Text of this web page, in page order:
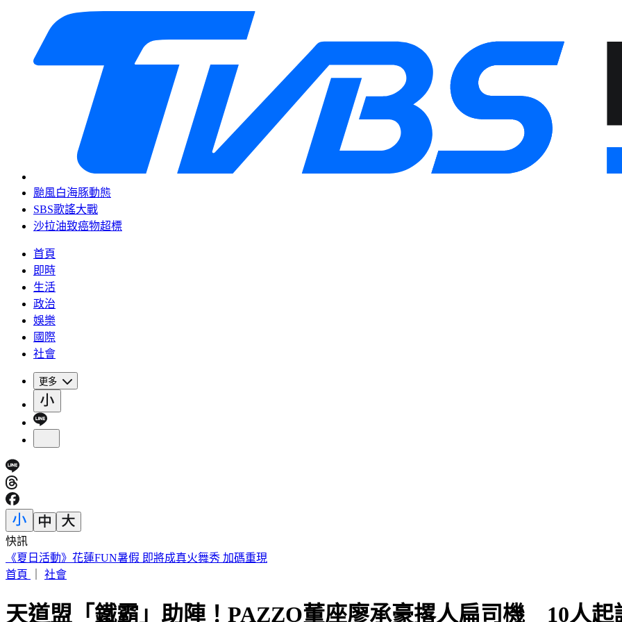
颱風白海豚動態
SBS歌謠大戰
沙拉油致癌物超標
首頁
即時
生活
政治
娛樂
國際
社會
更多
快訊
188萬《龍藏經》賣掉了！大戶不甩7折 店員爆「付現買原價」
首頁
社會
天道盟「鐵霸」助陣！PAZZO董座廖承豪撂人扁司機 10人起